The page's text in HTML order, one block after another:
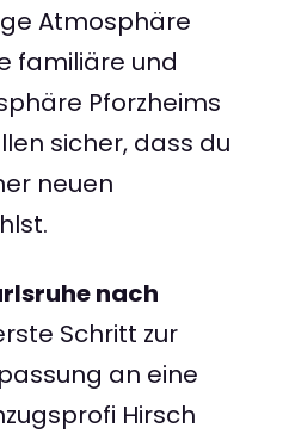
Atmosphäre
familiäre und
Pforzheims
sicher, dass du
neuen
nach
Schritt zur
an eine
Hirsch